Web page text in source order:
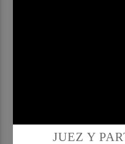
JUEZ Y